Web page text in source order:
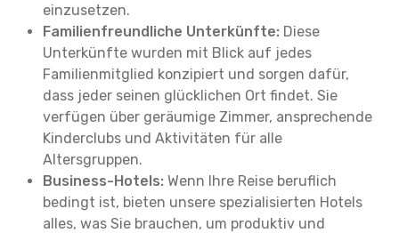
einzusetzen.
Familienfreundliche Unterkünfte: Diese
Unterkünfte wurden mit Blick auf jedes
Familienmitglied konzipiert und sorgen dafür,
dass jeder seinen glücklichen Ort findet. Sie
verfügen über geräumige Zimmer, ansprechende
Kinderclubs und Aktivitäten für alle
Altersgruppen.
Business-Hotels: Wenn Ihre Reise beruflich
bedingt ist, bieten unsere spezialisierten Hotels
alles, was Sie brauchen, um produktiv und